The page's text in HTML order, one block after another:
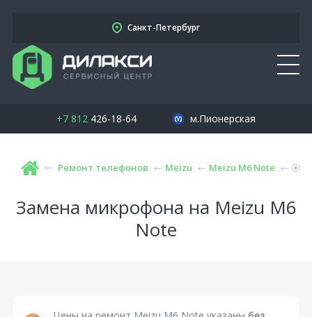
Санкт-Петербург
+7 812426-18-64 м.Пионерская
Ремонт телефонов Meizu Meizu M6 Note
Замена микрофона на Meizu M6
Note